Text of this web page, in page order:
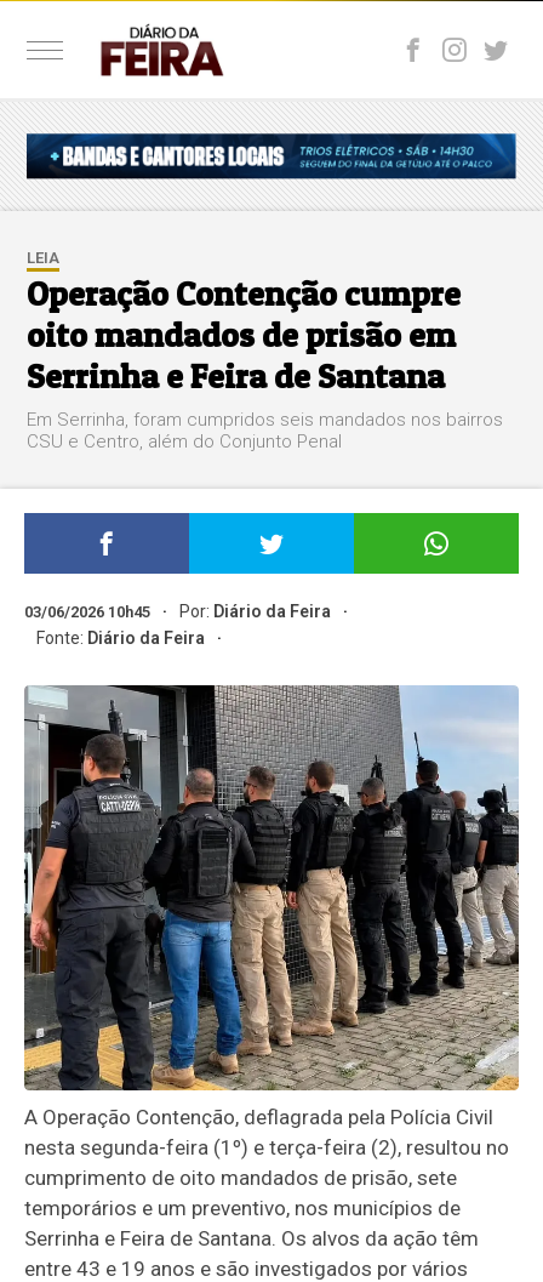
LEIA
Operação Contenção cumpre
oito mandados de prisão em
Serrinha e Feira de Santana
Em Serrinha, foram cumpridos seis mandados nos bairros
CSU e Centro, além do Conjunto Penal
03/06/2026 10h45 Por: Diário da Feira
Fonte: Diário da Feira
A Operação Contenção, deflagrada pela Polícia Civil
nesta segunda-feira (1º) e terça-feira (2), resultou no
cumprimento de oito mandados de prisão, sete
temporários e um preventivo, nos municípios de
Serrinha e Feira de Santana. Os alvos da ação têm
entre 43 e 19 anos e são investigados por vários